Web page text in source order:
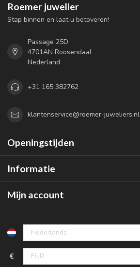
Roemer juwelier
Stap binnen en laat u betoveren!
Passage 25D
4701AN Roosendaal
Nederland
+31 165 382762
klantenservice@roemer-juweliers.nl
Openingstijden
Informatie
Mijn account
€